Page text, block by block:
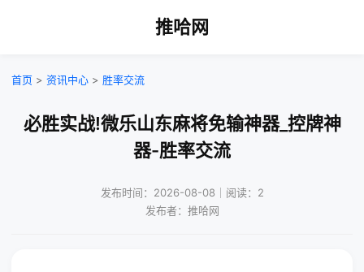
推哈网
首页 > 资讯中心 > 胜率交流
必胜实战!微乐山东麻将免输神器_控牌神
器-胜率交流
发布时间：2026-08-08｜阅读：2
发布者：推哈网